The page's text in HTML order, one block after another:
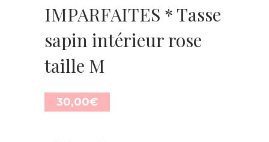
IMPARFAITES * Tasse
sapin intérieur rose
taille M
30,00€